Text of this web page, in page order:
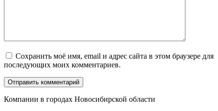
Сохранить моё имя, email и адрес сайта в этом браузере для
последующих моих комментариев.
Компании в городах Новосибирской области